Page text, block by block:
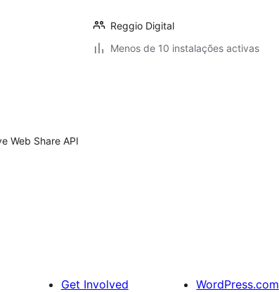
Reggio Digital
Menos de 10 instalações activas
Web Share API
Get Involved
WordPress.com